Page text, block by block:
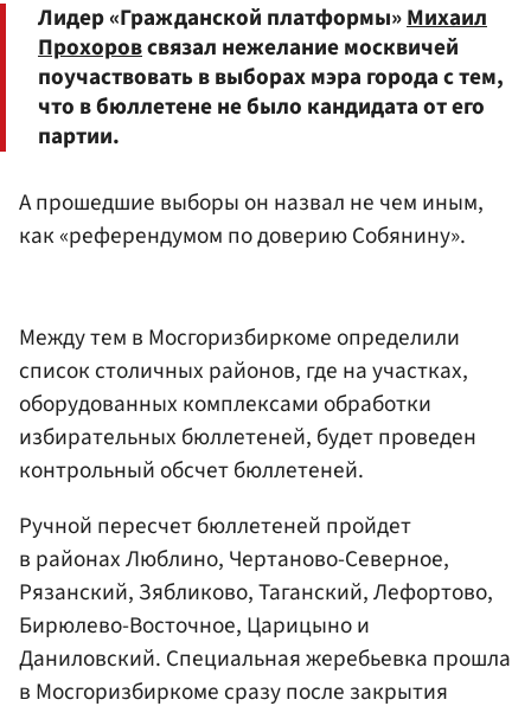
Лидер «Гражданской платформы»Михаил
Прохоровсвязал нежелание москвичей
поучаствовать в выборах мэра города с тем,
что в бюллетене не было кандидата от его
партии.
А прошедшие выборы он назвал не чем иным,
как «референдумом по доверию Собянину».
Между тем в Мосгоризбиркоме определили
список столичных районов, где на участках,
оборудованных комплексами обработки
избирательных бюллетеней, будет проведен
контрольный обсчет бюллетеней.
Ручной пересчет бюллетеней пройдет
в районах Люблино, Чертаново-Северное,
Рязанский, Зябликово, Таганский, Лефортово,
Бирюлево-Восточное, Царицыно и
Даниловский. Специальная жеребьевка прошла
в Мосгоризбиркоме сразу после закрытия